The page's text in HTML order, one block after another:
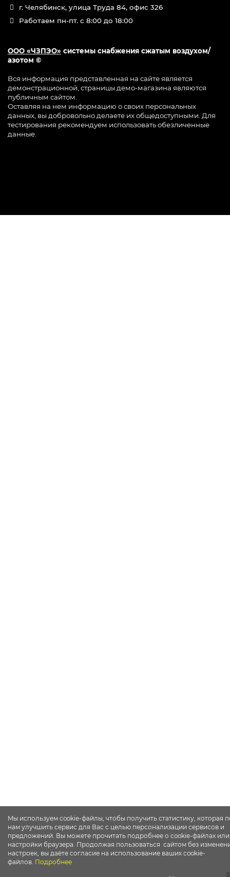
Мы используем cookie-файлы, чтобы получить статистику, которая
нам улучшить сервис для Вас с целью персонализации сервисов и
предложений. Вы можете прочитать подробнее о cookie-файлах
настройки браузера. Продолжая пользоваться сайтом без
настроек, вы даёте согласие на использование ваших cookie-
файлов. Подробнее
г. Челябинск, улица Труда 84, офис 326
Работаем пн-пт. с 8:00 до 18:00
ООО «ЧЗПЭО» системы снабжения сжатым воздухом/
азотом ©
Вся информация представленная на сайте является
демонстрационной, страницы демо-магазина являются
публичным сайтом.
Оставляя на нем информацию о своих персональных
данных, вы добровольно делаете их общедоступными. Для
тестирования рекомендуем использовать обезличенные
данные.